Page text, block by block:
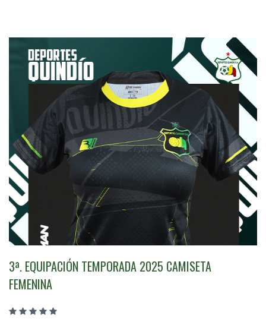
3ª. EQUIPACIÓN TEMPORADA 2025 CAMISETA
FEMENINA